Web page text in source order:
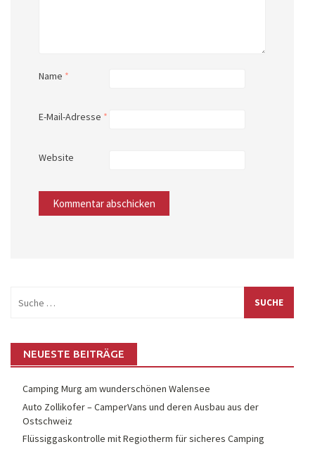
Name *
E-Mail-Adresse *
Website
nach:
NEUESTE BEITRÄGE
Camping Murg am wunderschönen Walensee
Auto Zollikofer – CamperVans und deren Ausbau aus der
Ostschweiz
Flüssiggaskontrolle mit Regiotherm für sicheres Camping